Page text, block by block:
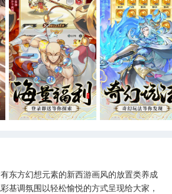
有东方幻想元素的新西游画风的放置类养成
基调氛围以轻松愉悦的方式呈现给大家，